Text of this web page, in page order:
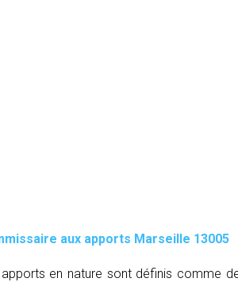
aux apports Marseille 13005
en nature sont définis comme